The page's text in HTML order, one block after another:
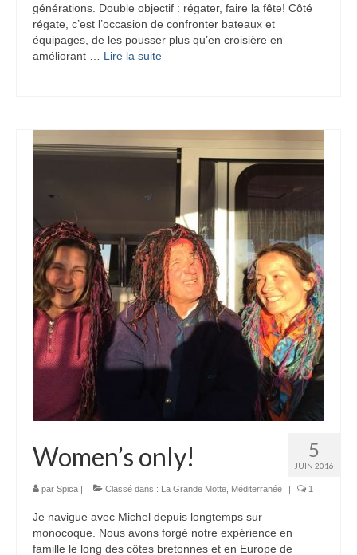
générations. Double objectif : régater, faire la fête! Côté
régate, c’est l’occasion de confronter bateaux et
équipages, de les pousser plus qu’en croisière en
améliorant … Lire la suite­­
5
JUIN 2016
Women’s only!
par Spica | Classé dans : La Grande Motte Méditerranée | 1
Je navigue avec Michel depuis longtemps sur
monocoque. Nous avons forgé notre expérience en
famille le long des côtes bretonnes et en Europe de